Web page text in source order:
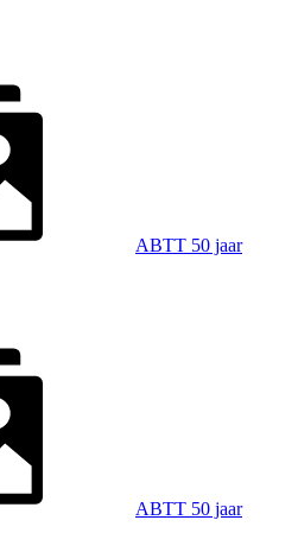
ABTT 50 jaar
ABTT 50 jaar